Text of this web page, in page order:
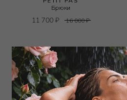
Брюки
11 700 ₽ 16 000₽